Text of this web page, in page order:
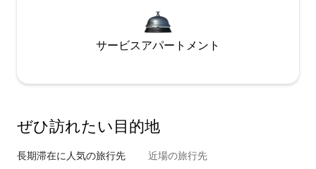
サービスアパートメント
ぜひ訪⁠れ⁠た⁠い目⁠的⁠地
長期滞在に人気の旅行先 近場の旅行先